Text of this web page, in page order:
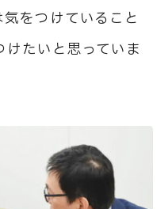
をつけていること
たいと思っていま